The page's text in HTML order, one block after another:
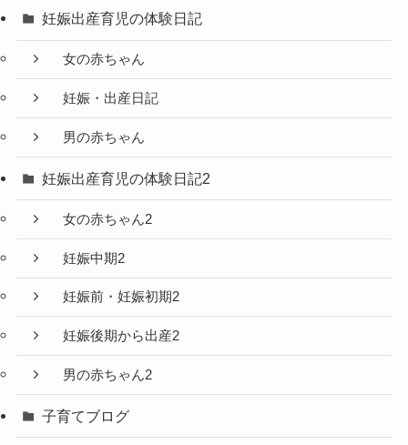
妊娠出産育児の体験日記
女の赤ちゃん
妊娠・出産日記
男の赤ちゃん
妊娠出産育児の体験日記2
女の赤ちゃん2
妊娠中期2
妊娠前・妊娠初期2
妊娠後期から出産2
男の赤ちゃん2
子育てブログ